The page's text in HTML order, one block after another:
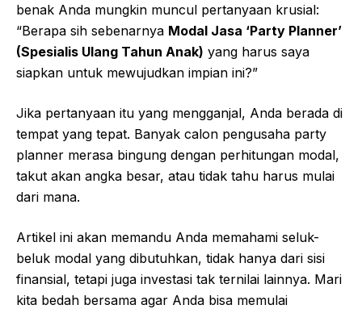
benak Anda mungkin muncul pertanyaan krusial:
“Berapa sih sebenarnya Modal Jasa ‘Party Planner’
(Spesialis Ulang Tahun Anak) yang harus saya
siapkan untuk mewujudkan impian ini?”
Jika pertanyaan itu yang mengganjal, Anda berada di
tempat yang tepat. Banyak calon pengusaha party
planner merasa bingung dengan perhitungan modal,
takut akan angka besar, atau tidak tahu harus mulai
dari mana.
Artikel ini akan memandu Anda memahami seluk-
beluk modal yang dibutuhkan, tidak hanya dari sisi
finansial, tetapi juga investasi tak ternilai lainnya. Mari
kita bedah bersama agar Anda bisa memulai